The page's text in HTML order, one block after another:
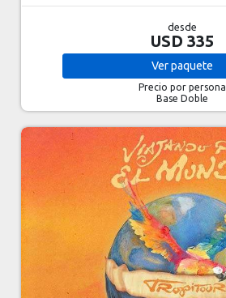
desde
USD 335
Verpaquete
Precio por persona
Base Doble